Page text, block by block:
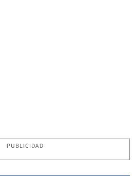
PUBLICIDAD